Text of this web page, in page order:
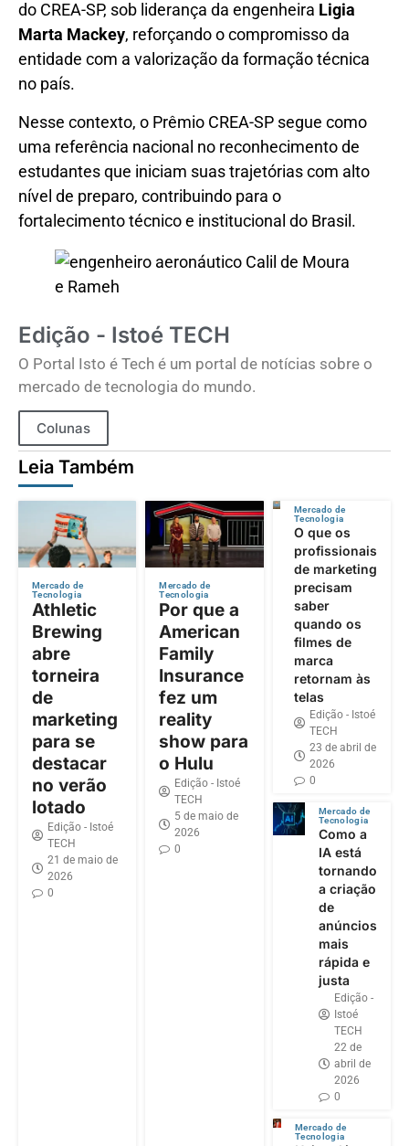
do CREA-SP, sob liderança da engenheira Ligia
Marta Mackey, reforçando o compromisso da
entidade com a valorização da formação técnica
no país.
Nesse contexto, o Prêmio CREA-SP segue como
uma referência nacional no reconhecimento de
estudantes que iniciam suas trajetórias com alto
nível de preparo, contribuindo para o
fortalecimento técnico e institucional do Brasil.
Edição - Istoé TECH
O Portal Isto é Tech é um portal de notícias sobre o
mercado de tecnologia do mundo.
Colunas
Leia Também
Mercado de
Tecnologia
Athletic
Brewing
abre
torneira
de
marketing
para se
destacar
no verão
lotado
Edição - Istoé
TECH
21 de maio de
2026
0
Mercado de
Tecnologia
Por que a
American
Family
Insurance
fez um
reality
show para
o Hulu
Edição - Istoé
TECH
5 de maio de
2026
0
Mercado de
Tecnologia
O que os
profissionais
de marketing
precisam
saber
quando os
filmes de
marca
retornam às
telas
Edição - Istoé
TECH
23 de abril de
2026
0
Mercado de
Tecnologia
Como a
IA está
tornando
a criação
de
anúncios
mais
rápida e
justa
Edição -
Istoé
TECH
22 de
abril de
2026
0
Mercado de
Tecnologia